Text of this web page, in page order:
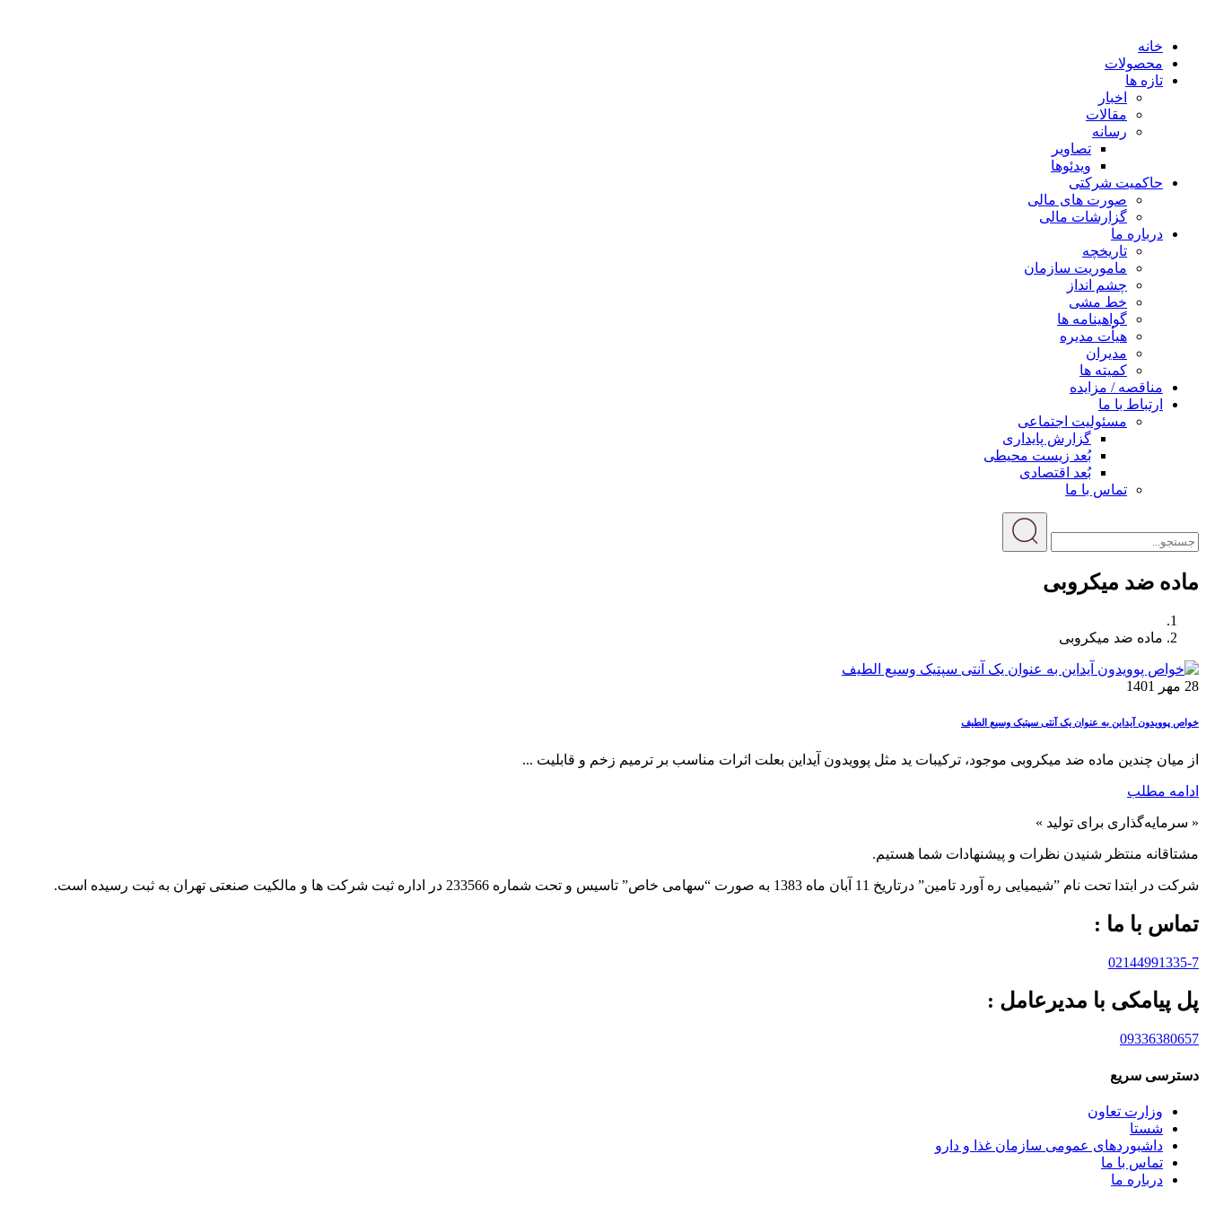
خانه
محصولات
تازه ها
اخبار
مقالات
رسانه
تصاویر
ویدئوها
حاکمیت شرکتی
صورت های مالی
گزارشات مالی
درباره ما
تاریخچه
ماموریت سازمان
چشم انداز
خط مشی
گواهینامه ها
هیأت مدیره
مدیران
کمیته ها
مناقصه / مزایده
ارتباط با ما
مسئولیت اجتماعی
گزارش پایداری
بُعد زیست محیطی
بُعد اقتصادی
تماس با ما
ماده ضد میکروبی
ماده ضد میکروبی
28 مهر 1401
خواص پوویدون آیداین به عنوان یک آنتی سپتیک وسیع الطیف
از میان چندین ماده ضد میکروبی موجود، ترکیبات ید مثل پوویدون آیداین بعلت اثرات مناسب بر ترمیم زخم و قابلیت ...
ادامه مطلب
« سرمایه‌گذاری برای تولید »
مشتاقانه منتظر شنیدن نظرات و پیشنهادات شما هستیم.
شرکت در ابتدا تحت نام ”شیمیایی ره آورد تامين” درتاريخ 11 آبان ماه 1383 به صورت “سهامی خاص” تاسيس و تحت شماره 233566 در اداره ثبت شرکت ها و مالکيت صنعتی تهران به ثبت رسيده است.
تماس با ما :
02144991335-7
پل پیامکی با مدیرعامل :
09336380657
دسترسی سریع
وزارت تعاون
شستا
داشبوردهای عمومی سازمان غذا و دارو
تماس با ما
درباره ما